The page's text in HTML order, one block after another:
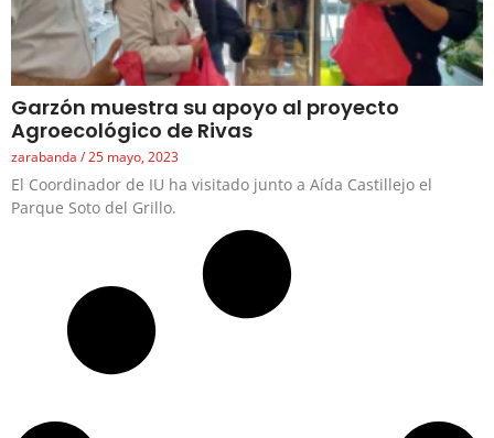
Garzón muestra su apoyo al proyecto
Agroecológico de Rivas
zarabanda 25 mayo, 2023
El Coordinador de IU ha visitado junto a Aída Castillejo el
Parque Soto del Grillo.